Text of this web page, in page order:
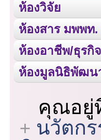
ห้องวิจัย
ห้องสาร มพพท.
ห้องอาชีพ/ธุรกิจ
ห้องมูลนิธิพัฒน
คุณอยู่
นวัตก